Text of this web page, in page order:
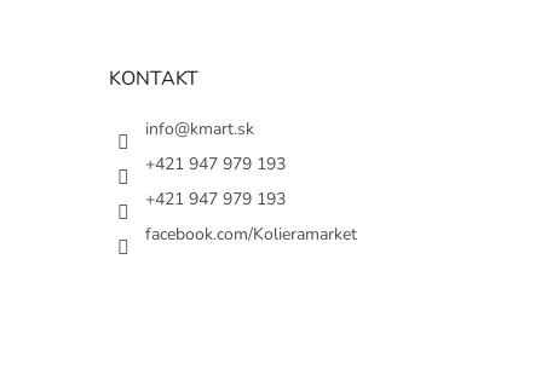
KONTAKT
info@kmart.sk
+421 947 979 193
+421 947 979 193
facebook.com/Kolieramarket